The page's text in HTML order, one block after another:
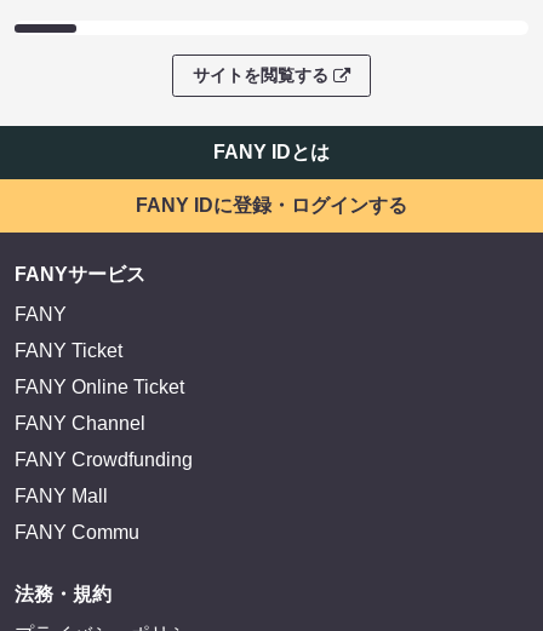
サイトを閲覧する
FANY IDとは
FANY IDに登録・ログインする
FANYサービス
FANY
FANY Ticket
FANY Online Ticket
FANY Channel
FANY Crowdfunding
FANY Mall
FANY Commu
法務・規約